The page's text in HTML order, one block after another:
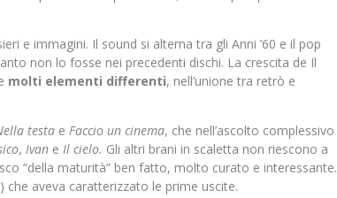
e immagini. Il sound si alterna tra gli Anni ’60 e il pop
non lo fosse nei precedenti dischi. La crescita de Il
molti elementi differenti, nell’unione tra retrò e
testa e Faccio un cinema, che nell’ascolto complessivo
, Ivan e Il cielo. Gli altri brani in scaletta non riescono a
“della maturità” ben fatto, molto curato e interessante.
che aveva caratterizzato le prime uscite.